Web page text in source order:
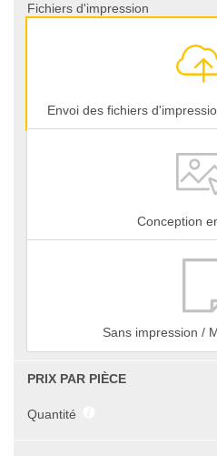
Fichiers d'impression
Envoi des fichiers
Conception
Sans impression /
PRIX PAR PIÈCE
Quantité